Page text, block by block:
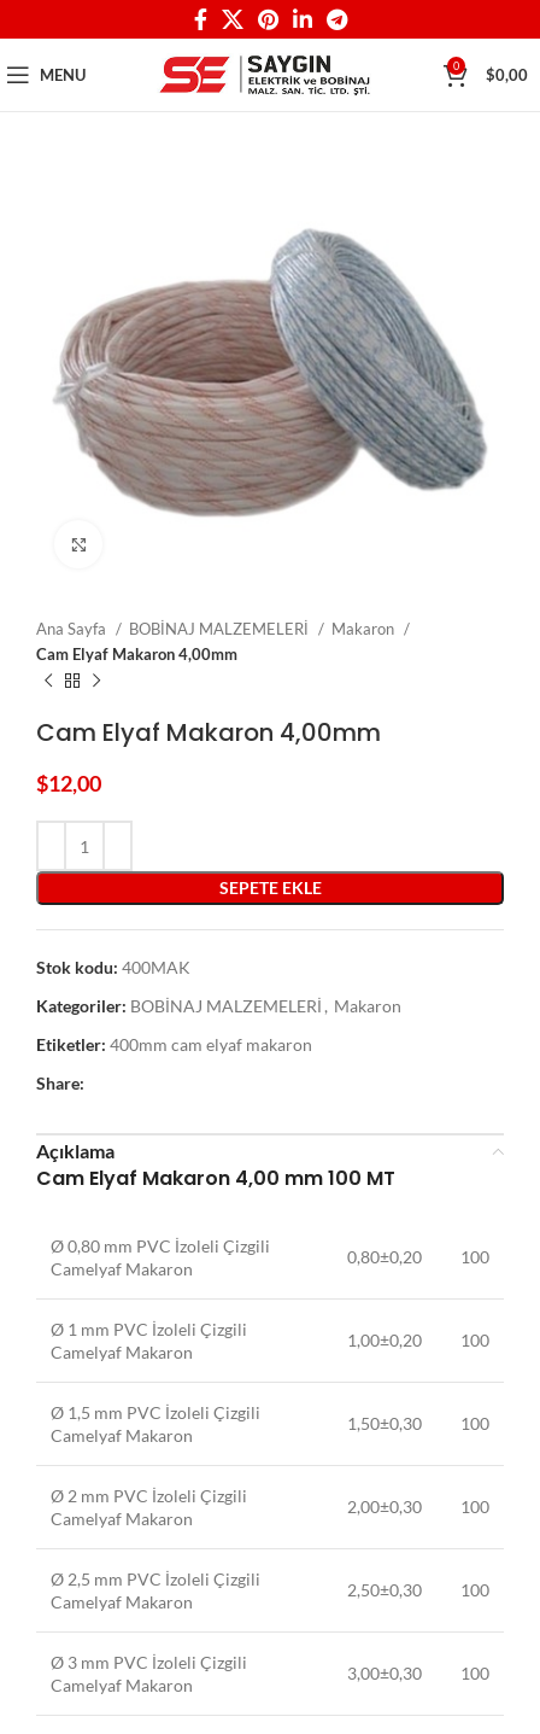
MENU 0 $0,00
Ana Sayfa BOBİNAJ MALZEMELERİ
Makaron
Cam Elyaf Makaron 4,00mm
Cam Elyaf Makaron 4,00mm
$12,00
SEPETE EKLE
Stok kodu: 400MAK
Kategoriler: BOBİNAJ MALZEMELERİ , Makaron
Etiketler: 400mm cam elyaf makaron
Share:
Açıklama
Cam Elyaf Makaron 4,00 mm 100 MT
Ø 0,80 mm PVC İzoleli Çizgili
Camelyaf Makaron
0,80±0,20 100
Ø 1 mm PVC İzoleli Çizgili
Camelyaf Makaron
1,00±0,20 100
Ø 1,5 mm PVC İzoleli Çizgili
Camelyaf Makaron
1,50±0,30 100
Ø 2 mm PVC İzoleli Çizgili
Camelyaf Makaron
2,00±0,30 100
Ø 2,5 mm PVC İzoleli Çizgili
Camelyaf Makaron
2,50±0,30 100
Ø 3 mm PVC İzoleli Çizgili
Camelyaf Makaron
3,00±0,30 100